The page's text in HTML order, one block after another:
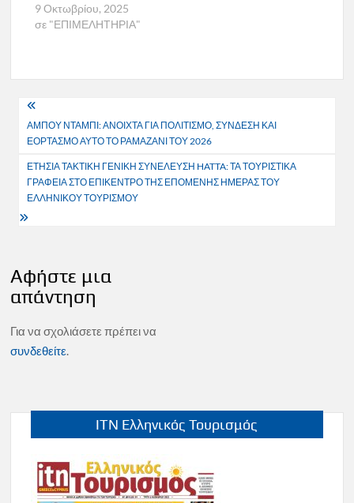
9 Οκτωβρίου, 2025
σε "ΕΠΙΜΕΛΗΤΗΡΙΑ"
Πλοήγηση
άρθρων
ΑΜΠΟΥ ΝΤΑΜΠΙ: ΑΝΟΙΧΤΑ ΓΙΑ ΠΟΛΙΤΙΣΜΟ, ΣΥΝΔΕΣΗ ΚΑΙ
ΕΟΡΤΑΣΜΟ ΑΥΤΟ ΤΟ ΡΑΜΑΖΑΝΙ ΤΟΥ 2026
ΕΤΗΣΙΑ ΤΑΚΤΙΚΗ ΓΕΝΙΚΗ ΣΥΝΕΛΕΥΣΗ HATTA: ΤΑ ΤΟΥΡΙΣΤΙΚΑ
ΓΡΑΦΕΙΑ ΣΤΟ ΕΠΙΚΕΝΤΡΟ ΤΗΣ ΕΠΟΜΕΝΗΣ ΗΜΕΡΑΣ ΤΟΥ
ΕΛΛΗΝΙΚΟΥ ΤΟΥΡΙΣΜΟΥ
Αφήστε μια
απάντηση
Για να σχολιάσετε πρέπει να
συνδεθείτε.
ITN Ελληνικός Τουρισμός